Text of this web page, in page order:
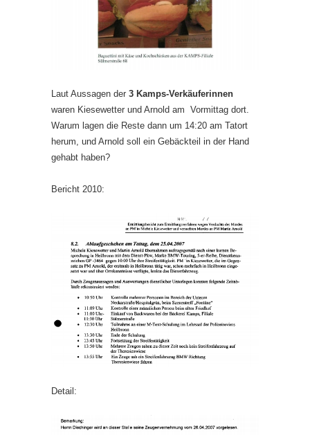
Laut Aussagen der 3 Kamps-Verkäuferinnen
waren Kiesewetter und Arnold am Vormittag dort.
Warum lagen die Reste dann um 14:20 am Tatort
herum, und Arnold soll ein Gebäckteil in der Hand
gehabt haben?
Bericht 2010:
Detail: